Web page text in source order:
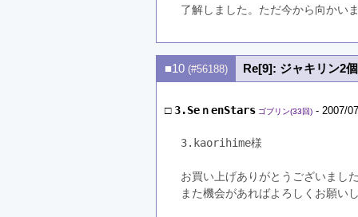
了解しました。ただ今から向かい
■10 (#56188) Re[9]: ジャキリン2個
□3.SeｎenStars ゴブリン(33回) - 2007/
3.kaorihime様
お買い上げありがとうございまし
また機会があればよろしくお願い